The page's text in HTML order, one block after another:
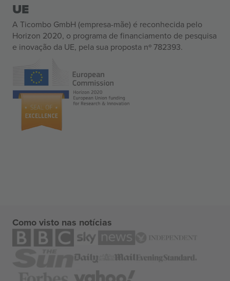
UE
A Ticombo GmbH (empresa-mãe) é reconhecida pelo
Horizon 2020, o programa de financiamento de pesquisa
e inovação da UE, pela sua proposta nº 782393.
Como visto nas notícias